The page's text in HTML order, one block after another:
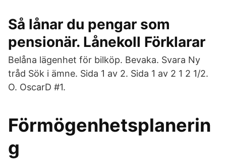
Så lånar du pengar som
pensionär. Lånekoll Förklarar
Belåna lägenhet för bilköp. Bevaka. Svara Ny
tråd Sök i ämne. Sida 1 av 2. Sida 1 av 2 1 2 1/2.
O. OscarD #1.
Förmögenhetsplanerin
g